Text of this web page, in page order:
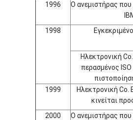
1996
Ο ανεμιστήρας που
1998
Ηλεκτρονική
περασμένος
1999
Ηλεκτρονική Co.
κινείται
2000
Ο ανεμιστήρας που